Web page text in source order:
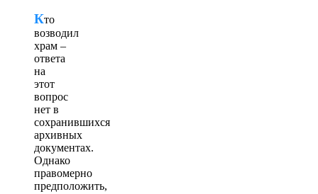
Кто
возводил
храм –
ответа
на
этот
вопрос
нет в
сохранившихся
архивных
документах.
Однако
правомерно
предположить,